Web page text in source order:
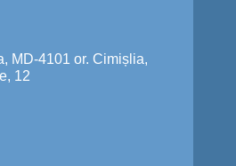
MD-4101 or. Cimișlia,
12